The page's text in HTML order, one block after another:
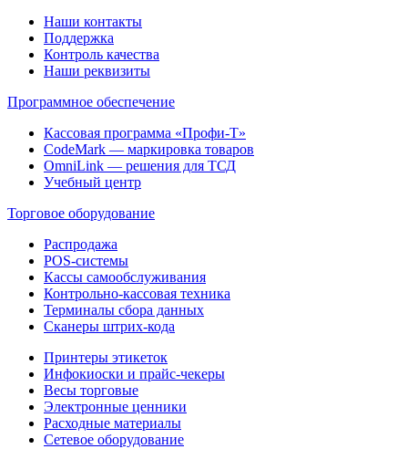
Наши контакты
Поддержка
Контроль качества
Наши реквизиты
Программное обеспечение
Кассовая программа «Профи-Т»
CodeMark — маркировка товаров
OmniLink — решения для ТСД
Учебный центр
Торговое оборудование
Распродажа
POS-системы
Кассы самообслуживания
Контрольно-кассовая техника
Терминалы сбора данных
Сканеры штрих-кода
Принтеры этикеток
Инфокиоски и прайс-чекеры
Весы торговые
Электронные ценники
Расходные материалы
Сетевое оборудование